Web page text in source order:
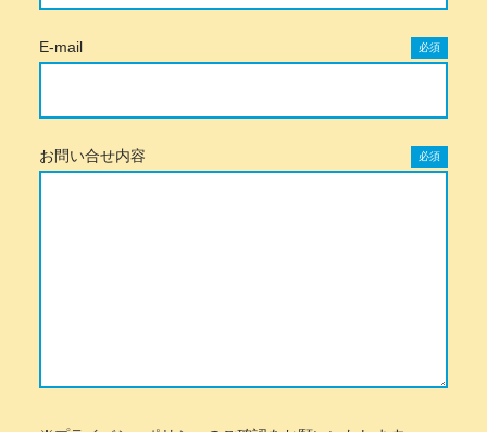
E-mail 必須
お問い合せ内容 必須